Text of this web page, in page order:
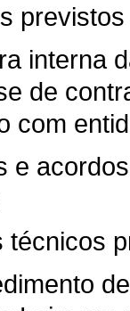
interna
de
com
e